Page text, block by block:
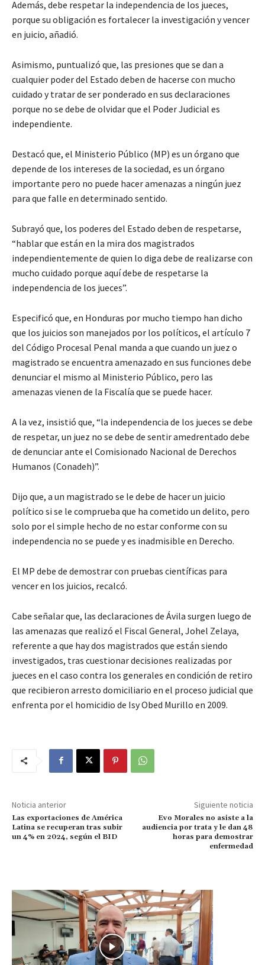
Además, debe respetar la independencia de los jueces,
porque su obligación es fortalecer la investigación y vencer
en juicio, añadió.
Asimismo, puntualizó que, las presiones que se dan a
cualquier poder del Estado deben de hacerse con mucho
cuidado y tratar de ser ponderado en sus declaraciones
porque no se debe de olvidar que el Poder Judicial es
independiente.
Destacó que, el Ministerio Público (MP) es un órgano que
depende de los intereses de la sociedad, es un órgano
importante pero no puede hacer amenazas a ningún juez
para que falle en determinado sentido.
Subrayó que, los poderes del Estado deben de respetarse,
“hablar que están en la mira dos magistrados
independientemente de quien lo diga debe de realizarse con
mucho cuidado porque aquí debe de respetarse la
independencia de los jueces”.
Especificó que, en Honduras por mucho tiempo han dicho
que los juicios son manejados por los políticos, el artículo 7
del Código Procesal Penal manda a que cuando un juez o
magistrado se encuentra amenazado en sus funciones debe
denunciar el mismo al Ministerio Público, pero las
amenazas vienen de la Fiscalía que se puede hacer.
A la vez, insistió que, “la independencia de los jueces se debe
de respetar, un juez no se debe de sentir amedrentado debe
de denunciar ante el Comisionado Nacional de Derechos
Humanos (Conadeh)”.
Dijo que, a un magistrado se le debe de hacer un juicio
político si se le comprueba que ha cometido un delito, pero
solo por el simple hecho de no estar conforme con su
independencia no se puede y es inadmisible en Derecho.
El MP debe de demostrar con pruebas científicas para
vencer en los juicios, recalcó.
Cabe señalar que, las declaraciones de Ávila surgen luego de
las amenazas que realizó el Fiscal General, Johel Zelaya,
referente a que hay dos magistrados que están siendo
investigados, tras cuestionar decisiones realizadas por
jueces en el caso contra los generales en condición de retiro
que recibieron arresto domiciliario en el proceso judicial que
enfrenta por el homicidio de Isy Obed Murillo en 2009.
Noticia anterior
Las exportaciones de América
Latina se recuperan tras subir
un 4% en 2024, según el BID
Siguiente noticia
Evo Morales no asiste a la
audiencia por trata y le dan 48
horas para demostrar
enfermedad